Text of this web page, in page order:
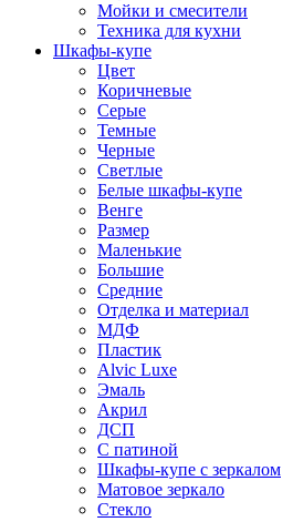
Мойки и смесители
Техника для кухни
Шкафы-купе
Цвет
Коричневые
Серые
Темные
Черные
Светлые
Белые шкафы-купе
Венге
Размер
Маленькие
Большие
Средние
Отделка и материал
МДФ
Пластик
Alvic Luxe
Эмаль
Акрил
ДСП
С патиной
Шкафы-купе с зеркалом
Матовое зеркало
Стекло